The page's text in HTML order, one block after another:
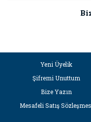
Yeni Üyelik
Şifremi Unuttum
Bize Yazın
Mesafeli Satış